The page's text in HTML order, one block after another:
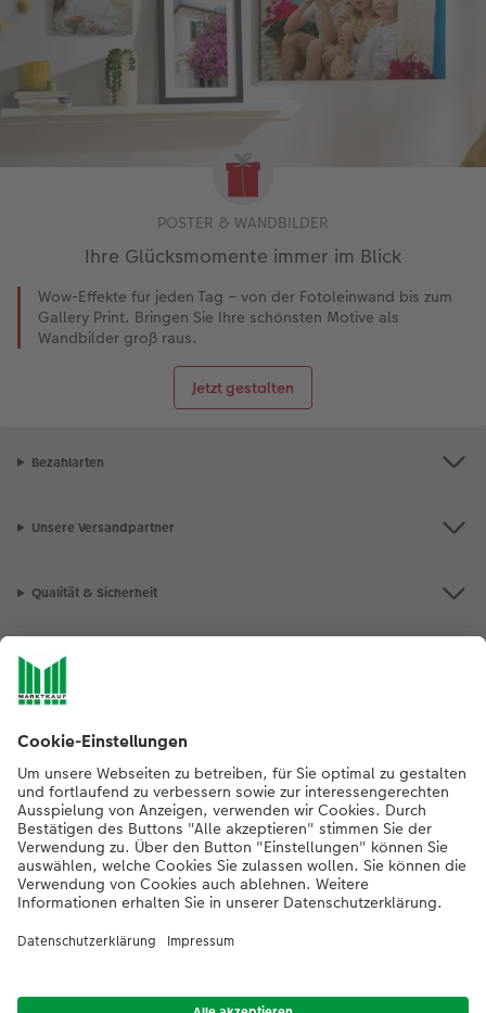
POSTER & WANDBILDER
Ihre Glücksmomente immer im Blick
Wow-Effekte für jeden Tag – von der Fotoleinwand bis zum
Gallery Print. Bringen Sie Ihre schönsten Motive als
Wandbilder groß raus.
Jetzt gestalten
Bezahlarten
Unsere Versandpartner
Qualität & Sicherheit
Nachhaltigkeit bei CEWE
Informationen
Sortiment
Mo. bis Sa.: 8:00 – 20:00 Uhr und So.: 10:00 – 18:00 Uhr